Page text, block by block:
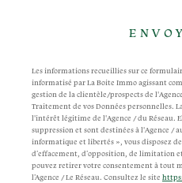
Les informations recueillies sur ce
informatisé par La Boite Immo agissant
gestion de la clientèle/prospects de
Traitement de vos Données personnelles.
l'intérêt légitime de l'Agence / du Réseau.
suppression et sont destinées à l'Agence /
informatique et libertés », vous disposez
d’effacement, d’opposition, de limitation
pouvez retirer votre consentement à tout
l’Agence / Le Réseau. Consultez le site